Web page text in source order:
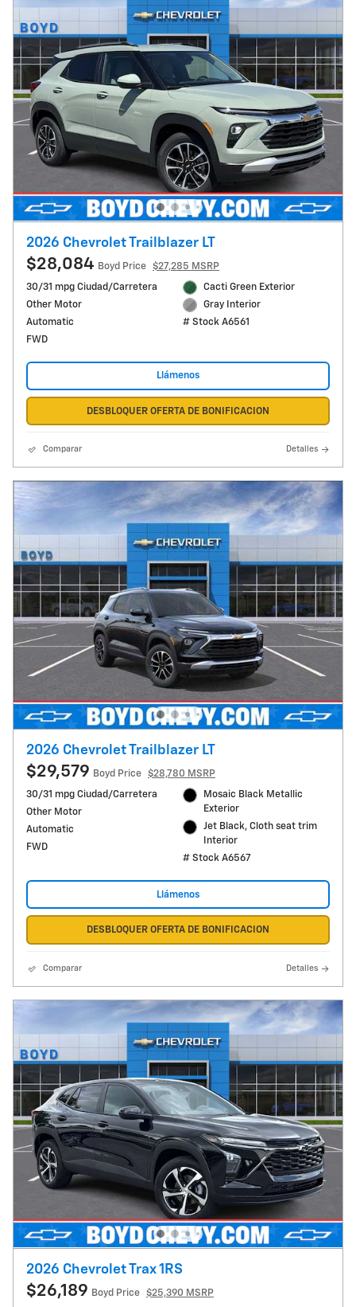
2026 Chevrolet Trailblazer LT
$28,084 Boyd Price
$27,285 MSRP
30/31 mpg Ciudad/Carretera
Other Motor
Automatic
FWD
Cacti Green Exterior
Gray Interior
# Stock A6561
Llámenos
DESBLOQUER OFERTA DE BONIFICACION
Comparar Detalles
2026 Chevrolet Trailblazer LT
$29,579 Boyd Price
$28,780 MSRP
30/31 mpg Ciudad/Carretera
Other Motor
Automatic
FWD
Mosaic Black Metallic
Exterior
Jet Black, Cloth seat trim
Interior
# Stock A6567
Llámenos
DESBLOQUER OFERTA DE BONIFICACION
Comparar Detalles
2026 Chevrolet Trax 1RS
$26,189 Boyd Price
$25,390 MSRP